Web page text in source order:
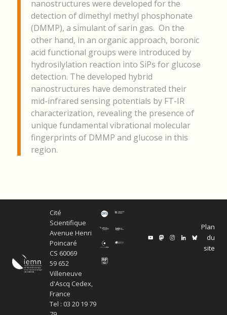
nanostructures were developed for the
detection of dimethyl methyl phosphonate
(DMMP), a simulant of sarin gas. On the
other hand, in an organic approach, boronic
acid functional groups were introduced by
hydrosilylation reaction into SiPs for glucose
detection. The developed hybrid
nanostructures have demonstrated their
mid-infrared sensing potentials by FT-IR
characterization, revealing the presence of
unique fundamental vibrational molecular
fingerprints of DMMP and glucose in this
region.
Cité
Scientifique
Avenue Henri
Poincaré
CS 60069
59 652
Villeneuve
d'Ascq Cedex,
France
Tel : 03 20 19 79
Plan
du
site